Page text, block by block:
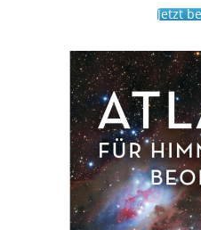
Jetzt